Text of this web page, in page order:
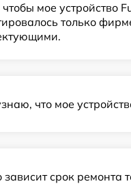
мое устройство
только
что мое
зависит срок ремонта